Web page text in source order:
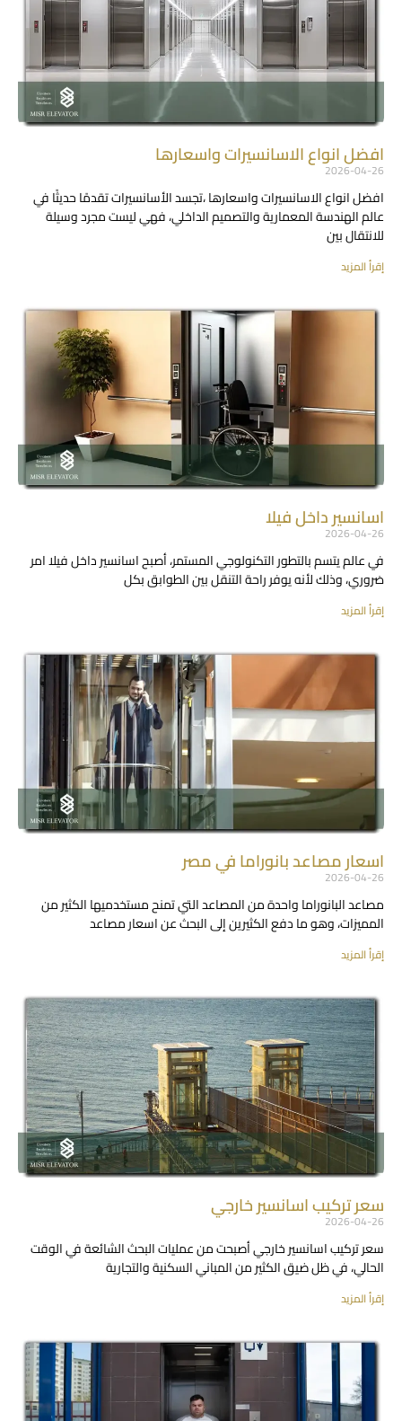
افضل انواع الاسانسيرات واسعارها
2026-04-26
افضل انواع الاسانسيرات واسعارها ،تجسد الأسانسيرات تقدمًا حديثًا في
عالم الهندسة المعمارية والتصميم الداخلي، فهي ليست مجرد وسيلة
للانتقال بين
إقرأ المزيد
اسانسير داخل فيلا
2026-04-26
في عالم يتسم بالتطور التكنولوجي المستمر، أصبح اسانسير داخل فيلا امر
ضروري، وذلك لأنه يوفر راحة التنقل بين الطوابق بكل
إقرأ المزيد
اسعار مصاعد بانوراما في مصر
2026-04-26
مصاعد البانوراما واحدة من المصاعد التي تمنح مستخدميها الكثير من
المميزات، وهو ما دفع الكثيرين إلى البحث عن اسعار مصاعد
إقرأ المزيد
سعر تركيب اسانسير خارجي
2026-04-26
سعر تركيب اسانسير خارجي أصبحت من عمليات البحث الشائعة في الوقت
الحالي، في ظل ضيق الكثير من المباني السكنية والتجارية
إقرأ المزيد